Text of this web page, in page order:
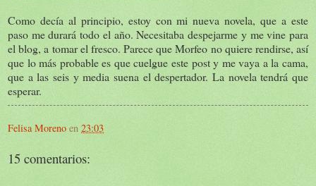
Como decía al principio, estoy con mi nueva novela, que a este
paso me durará todo el año. Necesitaba despejarme y me vine para
el blog, a tomar el fresco. Parece que Morfeo no quiere rendirse, así
que lo más probable es que cuelgue este post y me vaya a la cama,
que a las seis y media suena el despertador. La novela tendrá que
esperar.
Felisa Moreno en 23:03
15 comentarios: